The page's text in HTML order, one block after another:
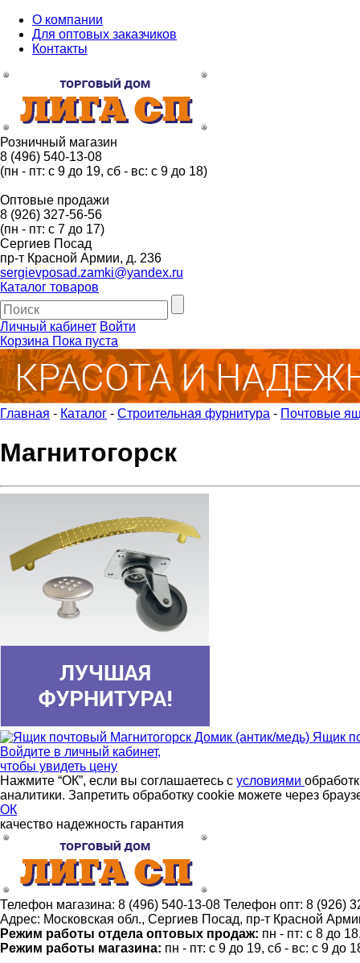
О компании
Для оптовых заказчиков
Контакты
Розничный магазин
8 (496) 540-13-08
(пн - пт: с 9 до 19, сб - вс: с 9 до 18)
Оптовые продажи
8 (926) 327-56-56
(пн - пт: с 7 до 17)
Сергиев Посад
пр-т Красной Армии, д. 236
sergievposad.zamki@yandex.ru
Каталог товаров
Личный кабинет Войти
Корзина Пока пуста
Главная - Каталог - Строительная фурнитура - Почтовые
Магнитогорск
Ящик
Войдите в личный кабинет,
чтобы увидеть цену
Нажмите “ОК”, если вы соглашаетесь с условиями
аналитики. Запретить обработку cookie можете через
ОК
качество надежность гарантия
Телефон магазина: 8 (496) 540-13-08 Телефон опт: 8 (926)
Адрес: Московская обл., Сергиев Посад, пр-т Красной
Режим работы отдела оптовых продаж: пн - пт: с 8 до
Режим работы магазина: пн - пт: с 9 до 19, сб - вс: с 9 до